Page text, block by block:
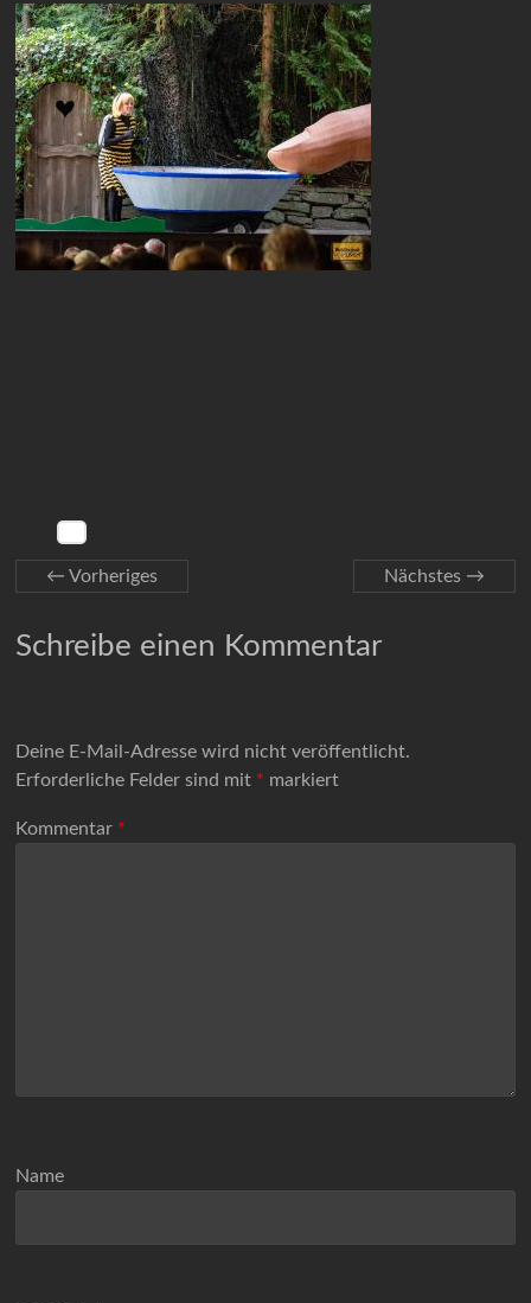
← Vorheriges Nächstes →
Schreibe einen Kommentar
Deine E-Mail-Adresse wird nicht veröffentlicht.
Erforderliche Felder sind mit * markiert
Kommentar *
Name